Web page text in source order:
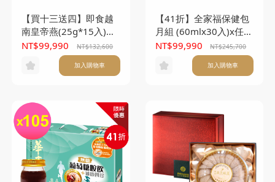
【買十三送四】即食越
南皇帝燕(25g*15入)
*17盒
NT$99,990 NT$132,600
加入購物車
【41折】全家福保健包
月組 (60mlx30入)x任選
105盒(本產品不附提袋)
NT$99,990 NT$245,700
加入購物車